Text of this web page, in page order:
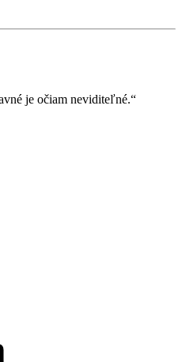
je očiam neviditeľné.